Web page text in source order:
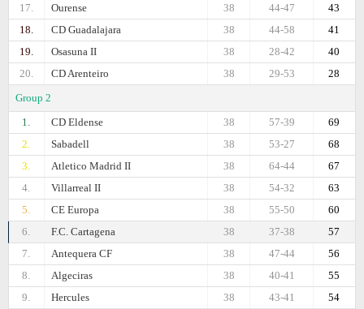
17.
Ourense 43
44-47
38
18.
CD Guadalajara 41
44-58
38
19.
Osasuna II 40
28-42
38
20.
CD Arenteiro 28
29-53
38
Group 2
1.
CD Eldense 69
57-39
38
2.
Sabadell 68
53-27
38
3.
Atletico Madrid II 67
64-44
38
4.
Villarreal II 63
54-32
38
5.
CE Europa 60
55-50
38
6.
F.C. Cartagena 57
37-38
38
7.
Antequera CF 56
47-44
38
8.
Algeciras 55
40-41
38
9.
Hercules 54
43-41
38